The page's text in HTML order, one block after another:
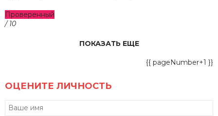
Проверенный
/ 10
ПОКАЗАТЬ ЕЩЕ
{{ pageNumber+1 }}
ОЦЕНИТЕ ЛИЧНОСТЬ